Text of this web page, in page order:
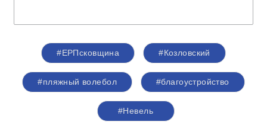
#ЕРПсковщина #Козловский
#пляжный волебол #благоустройство
#Невель